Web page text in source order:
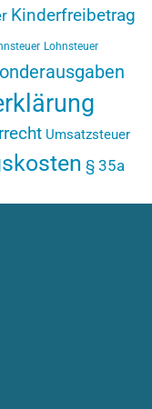
Kinderfreibetrag
Lohnsteuer
Umsatzsteuer
§ 35a